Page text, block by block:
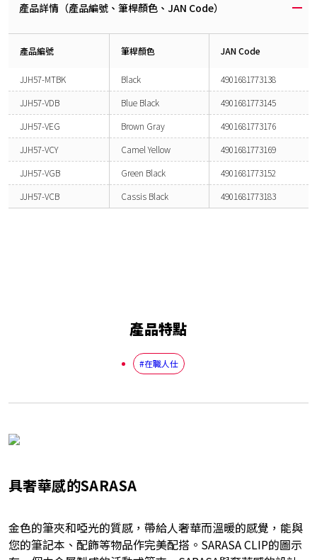
產品詳情（產品編號、筆桿顏色、JAN Code）
產品編號 筆桿顏色 JAN Code
JJH57-MTBK Black
4901681773138
JJH57-VDB
Blue Black
4901681773145
JJH57-VEG
Brown Gray
4901681773176
JJH57-VCY
Camel Yellow
4901681773169
JJH57-VGB
Green Black
4901681773152
JJH57-VCB
Cassis Black 4901681773183
產品特點
#在職人仕
具奢華感的SARASA
金色的筆夾和啞光的質感，帶給人奢華而溫暖的感覺，能與
您的筆記本、配飾等物品作完美配搭。SARASA CLIP的圖示